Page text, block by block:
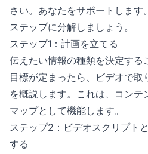
さい。あなたをサポートしま
ステップに分解しましょう。
ステップ1：計画を立てる
伝えたい情報の種類を決定する
目標が定まったら、ビデオで取
を概説します。これは、コンテ
マップとして機能します。
ステップ2：ビデオスクリプト
する